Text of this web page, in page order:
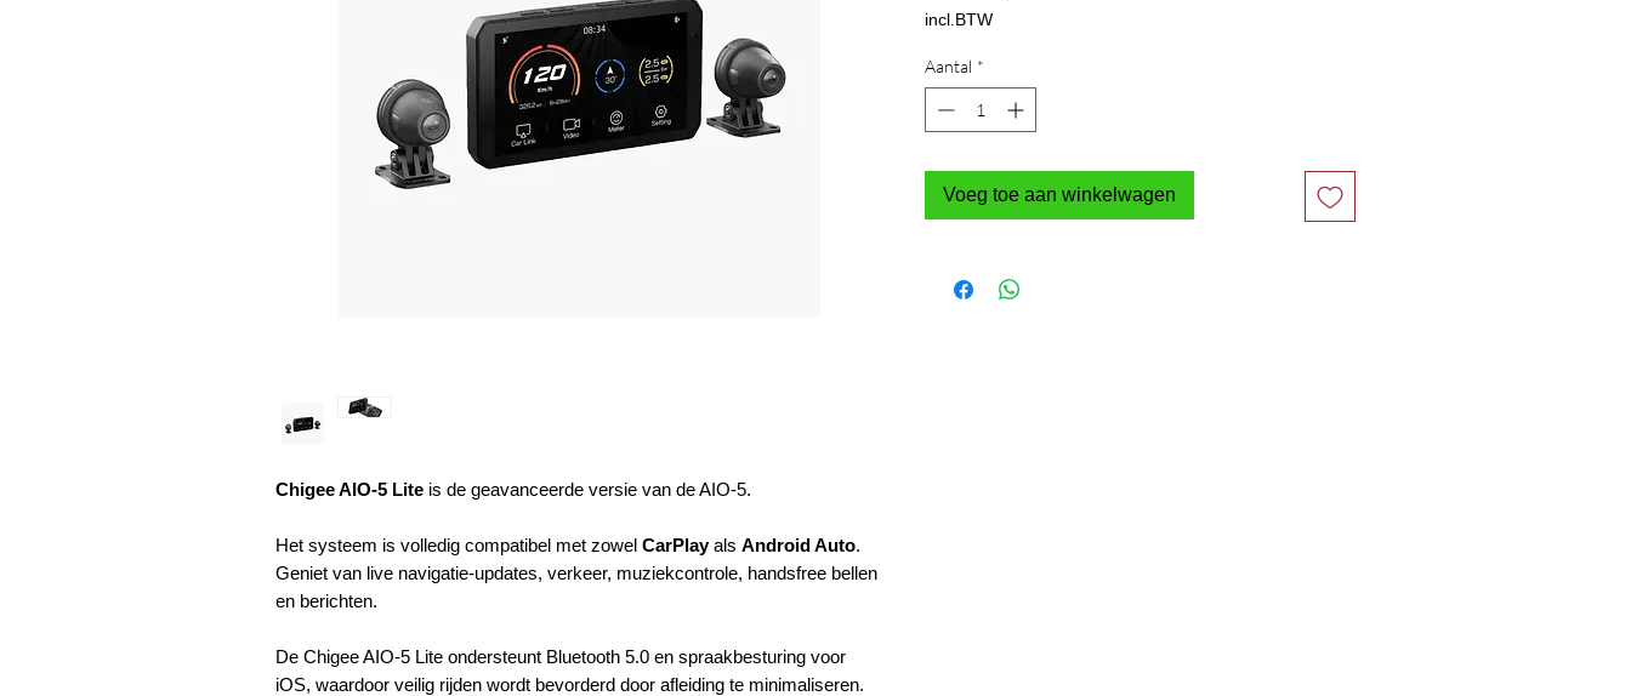
Chigee AIO-5 Lite is de geavanceerde versie van de AIO-5.
Het systeem is volledig compatibel met zowel CarPlayals Android Auto.
Geniet van live navigatie-updates, verkeer, muziekcontrole, handsfree bellen
en berichten.
De Chigee AIO-5 Lite ondersteunt Bluetooth 5.0 en spraakbesturing voor
iOS, waardoor veilig rijden wordt bevorderd door afleiding te minimaliseren.
incl.BTW
Aantal *
Voeg toe aan winkelwagen